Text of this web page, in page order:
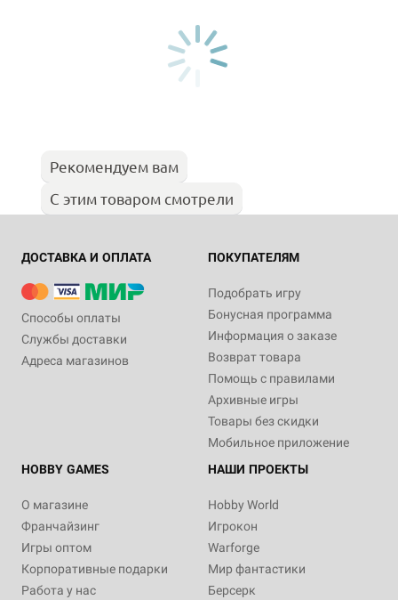
Рекомендуем вам
С этим товаром смотрели
ДОСТАВКА И ОПЛАТА
Способы оплаты
Службы доставки
Адреса магазинов
ПОКУПАТЕЛЯМ
Подобрать игру
Бонусная программа
Информация о заказе
Возврат товара
Помощь с правилами
Архивные игры
Товары без скидки
Мобильное приложение
HOBBY GAMES
О магазине
Франчайзинг
Игры оптом
Корпоративные подарки
Работа у нас
НАШИ ПРОЕКТЫ
Hobby World
Игрокон
Warforge
Мир фантастики
Берсерк